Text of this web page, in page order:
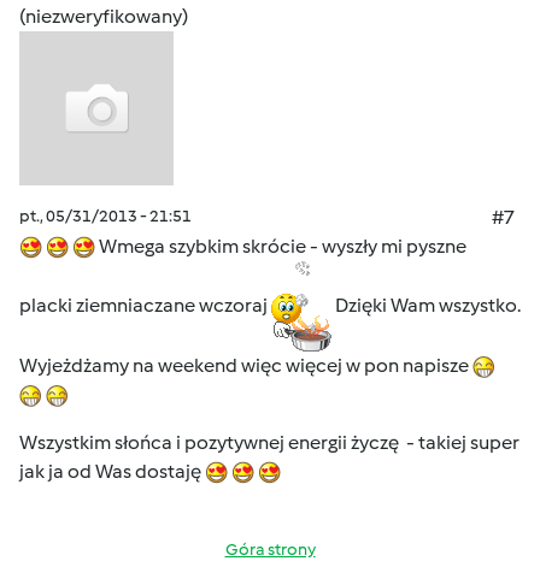
(niezweryfikowany)
pt., 05/31/2013 - 21:51
#7
Wmega szybkim skrócie - wyszły mi pyszne
placki ziemniaczane wczoraj Dzięki Wam wszystko.
Wyjeżdżamy na weekend więc więcej w pon napisze
Wszystkim słońca i pozytywnej energii życzę - takiej super
jak ja od Was dostaję
Góra strony